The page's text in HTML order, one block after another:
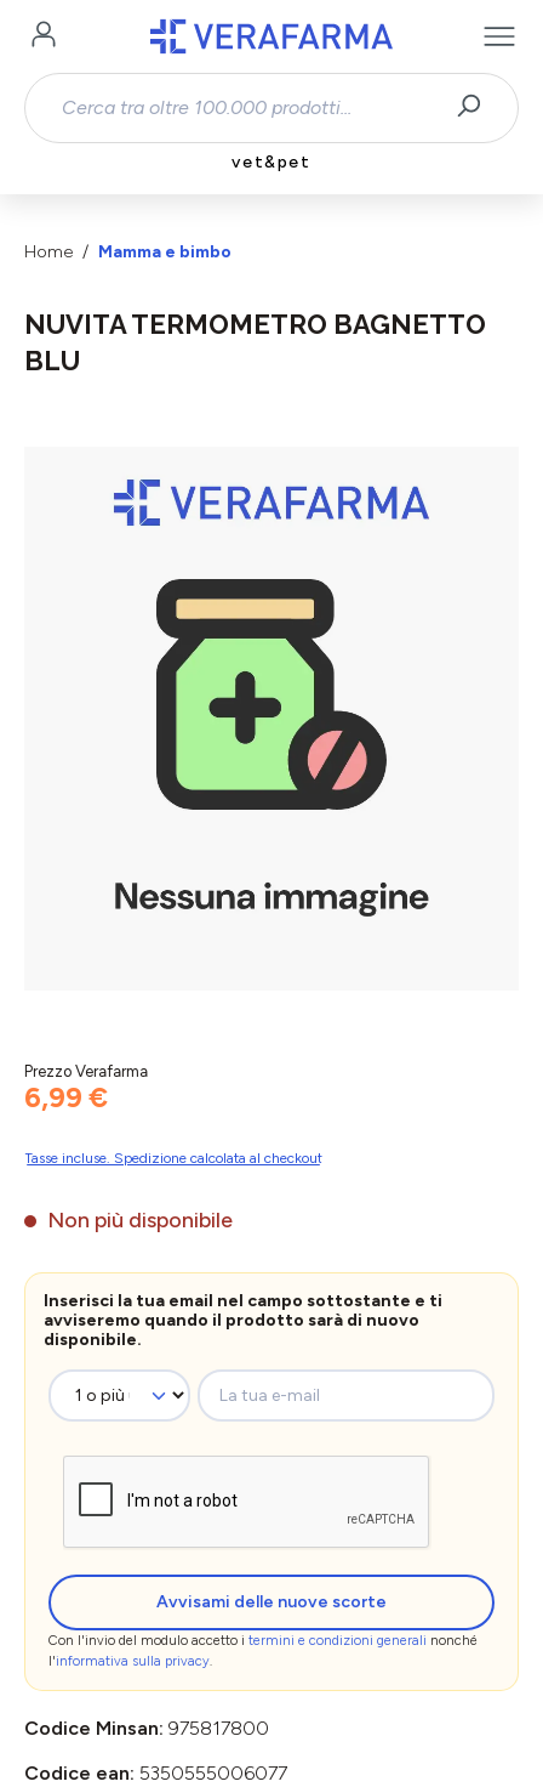
Passa al contenuto principale
vet&pet
Home Mamma e bimbo
NUVITA TERMOMETRO BAGNETTO
BLU
Prezzo Verafarma
6,99 €
Tasse incluse. Spedizione calcolata al checkout
Non più disponibile
Inserisci la tua email nel campo sottostante e ti
avviseremo quando il prodotto sarà di nuovo
disponibile.
La tua e-mail
Avvisami delle nuove scorte
Con l'invio del modulo accetto i termini e condizioni generali nonché
l'informativa sulla privacy.
Codice Minsan: 975817800
Codice ean: 5350555006077